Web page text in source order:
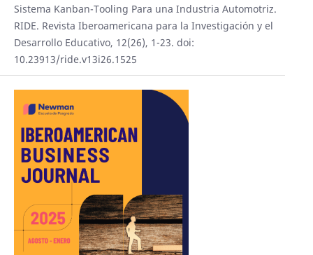
Sistema Kanban-Tooling Para una Industria Automotriz.
RIDE. Revista Iberoamericana para la Investigación y el
Desarrollo Educativo, 12(26), 1-23. doi:
10.23913/ride.v13i26.1525